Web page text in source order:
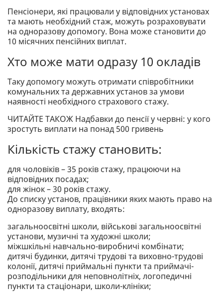
Пенсіонери, які працювали у відповідних установах
та мають необхідний стаж, можуть розраховувати
на одноразову допомогу. Вона може становити до
10 місячних пенсійних виплат.
Хто може мати одразу 10 окладів
Таку допомогу можуть отримати співробітники
комунальних та державних установ за умови
наявності необхідного страхового стажу.
ЧИТАЙТЕ ТАКОЖ Надбавки до пенсії у червні: у кого
зростуть виплати на понад 500 гривень
Кількість стажу становить:
для чоловіків – 35 років стажу, працюючи на
відповідних посадах;
для жінок – 30 років стажу.
До списку установ, працівники яких мають право на
одноразову виплату, входять:
загальноосвітні школи, військові загальноосвітні
установи, музичні та художні школи;
міжшкільні навчально-виробничі комбінати;
дитячі будинки, дитячі трудові та виховно-трудові
колонії, дитячі приймальні пункти та приймачі-
розподільники для неповнолітніх, логопедичні
пункти та стаціонари, школи-клініки;